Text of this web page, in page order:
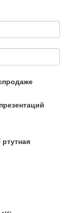
ртутная